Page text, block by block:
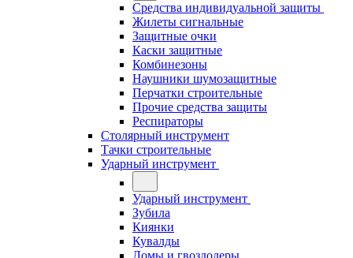
Средства индивидуальной защиты
Жилеты сигнальные
Защитные очки
Каски защитные
Комбинезоны
Наушники шумозащитные
Перчатки строительные
Прочие средства защиты
Респираторы
Столярный инструмент
Тачки строительные
Ударный инструмент
Ударный инструмент
Зубила
Киянки
Кувалды
Ломы и гвоздодеры